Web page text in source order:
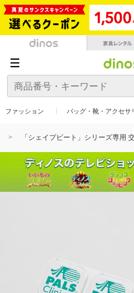
ファッション バッグ・靴・アクセサ
「シェイプビート」シリーズ専